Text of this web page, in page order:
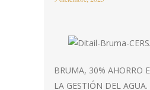
BRUMA, 30% AHORRO
LA GESTIÓN DEL AGUA.